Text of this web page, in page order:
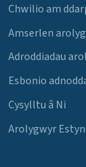
Chwilio am
Amserlen
Adroddiadau
Esbonio
Cysylltu â Ni
Arolygwyr Estyn